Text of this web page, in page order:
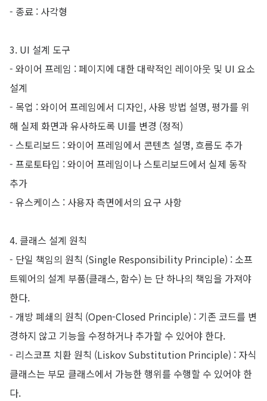
- 종료 : 사각형
3. UI 설계 도구
- 와이어 프레임 : 페이지에 대한 대략적인 레이아웃 및 UI 요소
설계
- 목업 : 와이어 프레임에서 디자인, 사용 방법 설명, 평가를 위
해 실제 화면과 유사하도록 UI를 변경 (정적)
- 스토리보드 : 와이어 프레임에서 콘텐츠 설명, 흐름도 추가
- 프로토타입 : 와이어 프레임이나 스토리보드에서 실제 동작
추가
- 유스케이스 : 사용자 측면에서의 요구 사항
4. 클래스 설계 원칙
- 단일 책임의 원칙 (Single Responsibility Principle) : 소프
트웨어의 설계 부품(클래스, 함수) 는 단 하나의 책임을 가져야
한다.
- 개방 폐쇄의 원칙 (Open-Closed Principle) : 기존 코드를 변
경하지 않고 기능을 수정하거나 추가할 수 있어야 한다.
- 리스코프 치환 원칙 (Liskov Substitution Principle) : 자식
클래스는 부모 클래스에서 가능한 행위를 수행할 수 있어야 한
다.